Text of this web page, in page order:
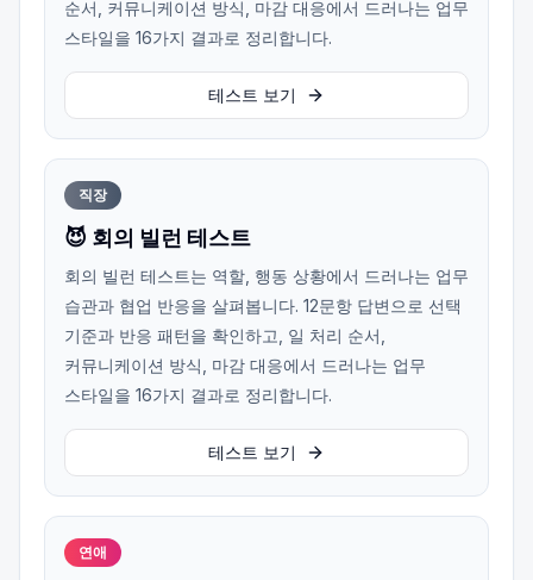
순서, 커뮤니케이션 방식, 마감 대응에서 드러나는 업무
스타일을 16가지 결과로 정리합니다.
테스트 보기
직장
😈 회의 빌런 테스트
회의 빌런 테스트는 역할, 행동 상황에서 드러나는 업무
습관과 협업 반응을 살펴봅니다. 12문항 답변으로 선택
기준과 반응 패턴을 확인하고, 일 처리 순서,
커뮤니케이션 방식, 마감 대응에서 드러나는 업무
스타일을 16가지 결과로 정리합니다.
테스트 보기
연애